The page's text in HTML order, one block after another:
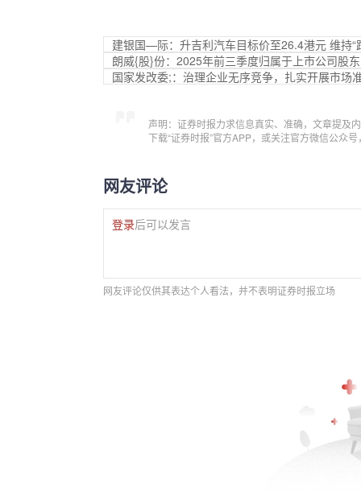
建银国—际：升吉利汽车目标价至26.4港元 维持“
朗威{股}份：2025年前三季度归属于上市公司股
国家发改委;：治理企业无序竞争，扎实开展市场
声明：证券时报力求信息真实、准确，文章提及
下载“证券时报”官方APP，或关注官方微信公众
网友评论
登录后可以发言
网友评论仅供其表达个人看法，并不表明证券时报立场